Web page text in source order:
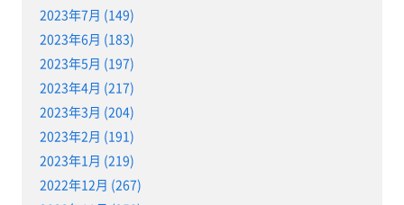
2023年7月 (149)
2023年6月 (183)
2023年5月 (197)
2023年4月 (217)
2023年3月 (204)
2023年2月 (191)
2023年1月 (219)
2022年12月 (267)